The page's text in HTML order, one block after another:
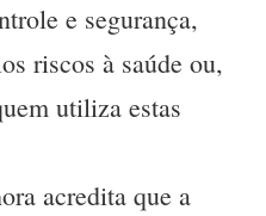
e segurança,
riscos à saúde ou,
utiliza estas
acredita que a